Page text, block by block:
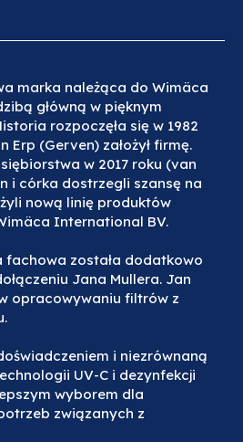
marka należąca do Wimäca
główną w pięknym
rozpoczęła się w 1982
Erp (Gerven) założył firmę.
w 2017 roku (van
i córka dostrzegli szansę na
nową linię produktów
International BV.
fachowa została dodatkowo
Jana Mullera. Jan
opracowywaniu filtrów z
i niezrównaną
UV-C i dezynfekcji
wyborem dla
związanych z